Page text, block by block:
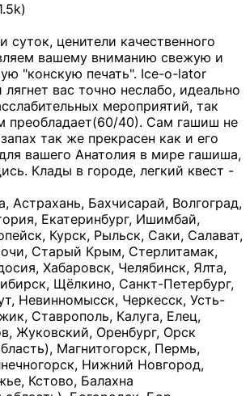
суток, ценители качественного
вашему вниманию свежую и
"конскую печать". Ice-o-lator
вас точно неслабо, идеально
мероприятий, так
преобладает(60/40). Сам гашиш не
так же прекрасен как и его
вашего Анатолия в мире гашиша,
Клады в городе, легкий квест -
(Пермский край), Берёзовский (Кемеровская область), Берёзовский (Свердловская область), Беслан, Бийск, Бикин, Билибино, Биробиджан, Благовещенск (Амурская область), Благовещенск (Башкортостан), Бобров, Богородицк, Боготол, Богучар, Бокситогорск (Ленинградская область), Бологое (Тверская область), Болхов, Большой Камень (Приморский край), Борисоглебск (Воронежская область), Боровичи (Новгородская область), Боровск, Бородино, Братск, Бронницы (Московская область), Бугульма (Республика Татарстан), Бугуруслан (Оренбургская область), Буинск, Буй, Буйнакск, Валдай, Валуйки, Велиж, Великие Луки, Великий Новгород, Великий Устюг, Вельск, Венёв, Верещагино, Верхнеуральск, Верхний Уфалей, Верхняя Салда, Верхняя Тура, Весьегонск, Вилючинск, Вихоревка, Вичуга, Владикавказ, Волгодонск, Волгореченск, Володарск, Волосово, Волчанск, Вольск, Воркута, Ворсма, Всеволожск (Ленинградская область), Вуктыл, Выкса, Высоковск, Высоцк, Вытегра, Вышний Волочёк, Вяземский, Вязники, Вятские Поляны, Нея, Шилка, Гаврилов Посад, Гаврилов-Ям, Гай, Галич, Гдов, Голицыно, Горно-Алтайск, Горнозаводск, Горняк, Городец, Гороховец, Гремячинск, Грозный, Грязи, Грязовец, Губкинский, Гуково, Гулькевичи, Гурьевск (Калининградская область), Гурьевск (Кемеровская область), Гусев, Гусь-Хрустальный, Давлеканово, Далматово, Дальнегорск, Дегтярск, Дедовск, Демидов, Дербент, Десногорск, Дзержинск, Дзержинский (Московская область), Дивногорск, Димитровград, Дмитровск, Дно, Добрянка, Долинск, Домодедово, Донецк (ДНР), Дорогобуж, Дрезна, Дубна, Дудинка, Духовщина, Дятьково, Егорьевск, Елабуга, Елизово, Ельня (Будет изменено название), Емва, Енисейск, Ермолино, Ершов, Ессентуки, Ефремов, Железноводск, Железногорск (Красноярский край), Железногорск (Курская область), Железногорск-Илимский, Жигулёвск, Жиздра, Жирновск, Жуков, Жуковка, Заводоуковск, Заволжск, Задонск, Заинск, Заозёрный, Заозёрск, Западная Двина, Заполярный, Зарайск, Заречный (Пензенская область), Заречный (Свердловская область), Заринск, Звенигово, Зверево, Зеленогорск ( Ленинградская обл. ), Зеленоградск, Зеленодольск, Зеленокумск, Зерноград, Зима, Змеиногорск, Зубцов, Ивангород, Иваново, Ивдель, Избербаш, Изобильный, Иланский, Инза, Инкерман, Инта, Ипатово, Искитим, Йошкар-Ола, Кадников, Калач, Калач-на-Дону, Калининск, Калтан, Калязин, Камбарка, Каменка (Пензенская область), Каменногорск (Ленинградская область), Каменск-Уральский, Каменск-Шахтинский, Камень-на-Оби, Камешково, Камышин, Канаш, Кандалакша, Карабаново, Карабаш, Карачаевск, Каргат, Каргополь, Карпинск, Карталы, Касимов, Касли, Каспийск, Катав-Ивановск, Катайск, Качканар, Кашин, Кашира, Кемерово, Кемь, Кизел, Кизилюрт, Кизляр, Кимовск, Кимры, Кингисепп, Кинель, Киреевск, Киренск, Киржач, Кириши, Кирово-Чепецк, Кировск (Ленинградская область), Кировск (Мурманская область), Кирсанов, Киселёвск, Кисловодск, Климовск, Клинцы, Княгинино, Ковдор, Ковров, Когалым, Козельск, Козьмодемьянск, Кола, Кологрив, Колпашево, Колпино, Кольчугино, Комсомольск, Комсомольск-на-Амуре, Конаково, Кондопога, Кондрово, Константиновск, Кораблино, Кореновск, Корсаков, Коряжма, Костерёво, Костомукша, Котельники, Котельниково, Котельнич, Котлас, Котовск, Кохма, Красноармейск (Московская область), Краснозаводск, Краснознаменск (Московская область), Краснокаменск, Краснослободск (Волгоградская область), Краснотурьинск, Красноуральск, Красный Сулин, Кремёнки, Кропоткин, Кубинка, Кувшиново (Тверская область), Кудрово, Кулебаки, Кумертау, Курлово, Куровское, Куртамыш, Курчатов, Куса, Кушва, Кыштым, Лабытнанги, Лагань, Лаишево (Республика Татарстан), Лакинск, Лангепас, Лахденпохья, Ленинск-Кузнецкий, Ленск (Республика Саха), Лермонтов (Ставропольский край), Лесозаводск (Приморский край), Лесосибирск, Ливны (Орловская область), Ликино-Дулёво, Липки (Тульская область), Лиски (Воронежская область), Лихославль, Лодейное Поле, Ломоносов (Санкт-Петербург), Лосино-Петровский, Лукоянов, Луховицы, Лыткарино, Любань (Ленинградская область), Любим, Людиново, Магас, Майский, Макаров, Малая Вишера, Малгобек, Мамадыш, Мамоново, Мантурово, Маркс, Махачкала, Мглин, Мегион, Медвежьегорск, Медногорск, Медынь, Меленки, Мелеуз, Менделеевск, Мещовск, Микунь, Миллерово, Минусинск, Миньяр, Мирный (Архангельская область), Мирный (Якутия), Михайловка (Город), Михайловск (Свердловская область), Михайловск (Ставропольский край), Могоча, Можга, Моздок, Мончегорск, Морозовск, Моршанск, Мосальск, Муравленко, Мурино, Муром, Мценск, Мыски, Набережные Челны, Навашино (Нижегородская область), Назарово (Красноярский край), Назрань, Нальчик, Наро-Фоминск, Нарткала, Нарьян-Мар, Находка, Невель (Псковская область), Невельск, Невьянск, Нелидово (Тверская область), Неман, Нерехта (Костромская область), Нерюнгри, Нестеров, Нефтегорск (Самарская область), Нефтекумск, Нижневартовск, Нижнекамск (Республика Татарстан), Нижнеудинск, Нижние Серги, Нижний Ломов, Нижняя Тура, Николаевск-на-Амуре, Никольск (Вологодская область), Никольск (Пензенская область), Новая Ладога, Новая Ляля, Новоалександровск, Новоалтайск, Нововоронеж, Новодвинск, Новозыбков, Новокубанск, Новокуйбышевск, Новомичуринск, Новопавловск, Новоржев, Новосокольники, Новотроицк, Новоульяновск, Новоуральск, Новохопёрск, Новочебоксарск, Новошахтинск, Новый Оскол, Новый Уренгой, Норильск, Нурлат, Нягань, Нязепетровск, Няндома, Облучье, Обоянь, Озёрск (Калининградская область), Озёрск (Челябинская область), Озёры, Октябрьск (Самарская область), Октябрьский (Башкортостан), Окуловка (Новгородская область), Оленегорск, Олонец, Онега, Опочка, Осинники, Осташков, Остров, Острогожск, Отрадный, Оха, Павлово, Павловск (Воронежская область), Павловск (Санкт-Петербург), Павловский Посад, Партизанск, Певек, Пенза, Первоуральск, Перевоз, Пересвет, Переславль-Залесский, Пестово (Новгородская область), Петрозаводск, Петропавловск-Камчатский, Печоры, Пикалёво, Пионерский, Питкяранта, Плавск, Плёс, Подпорожье, Покачи, Покров, Покровск, Полесск, Полысаево, Полярные Зори, Полярный, Поронайск, Порхов, Похвистнево, Почеп, Починок, Пошехонье, Правдинск, Приморск (Калининградская область), Приморско-Ахтарск, Приозерск, Прокопьевск, Протвино, Прохладный, Пугачёв, Пудож, Пустошка, Пушкино, Пущино, Пыталово, Радужный (Владимирская область), Радужный (Ханты-Мансийский АО), Райчихинск, Раменское, Рассказово, Ревда, Реж, Реутов, Родники, Россошь, Ростов (Ярославская обл.), Рошаль, Ртищево, Рубцовск, Рузаевка, Рыбинск, Рыбное, Ряжск, Салехард, Сальск, Саранск, Сарапул, Саров, Сасово, Сатка, Сафоново, Саяногорск, Саянск, Светлогорск, Светлоград, Светлый, Светогорск (Ленинградская область), Свободный, Себеж, Северобайкальск, Северодвинск, Североуральск, Сегежа, Семикаракорск, Сенгилей, Серафимович, Сергач, Сергиев Посад, Сердобск, Сертолово (Ленинградская область), Сестрорецк (Ленинградская область), Сибай, Скопин, Славгород, Сланцы, Слободской, Слюдянка, Собинка, Советск (Кировская область), Советск (Калининградская область), Советск (Тульская область), Советская Гавань, Советский (Ханты-Мансийский АО), Сокол (Вологодская область), Солигалич, Соль-Илецк, Сольцы, Сортавала, Сосенский, Сосновоборск, Сосновый Бор (Ленинградская область), Сосногорск, Спас-Клепики, Спасск-Рязанский, С